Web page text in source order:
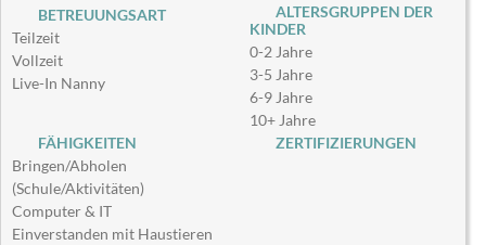
BETREUUNGSART
Teilzeit
Vollzeit
Live-In Nanny
ALTERSGRUPPEN DER
KINDER
0-2 Jahre
3-5 Jahre
6-9 Jahre
10+ Jahre
FÄHIGKEITEN
Bringen/Abholen
(Schule/Aktivitäten)
Computer & IT
Einverstanden mit Haustieren
ZERTIFIZIERUNGEN